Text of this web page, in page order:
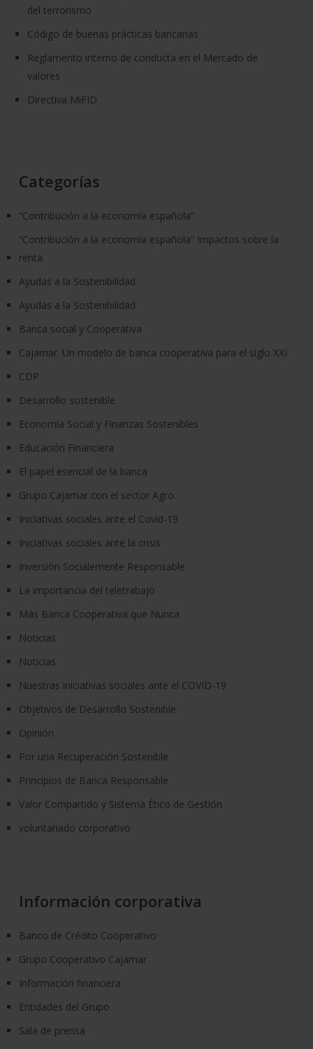
del terrorismo
Código de buenas prácticas bancarias
Reglamento interno de conducta en el Mercado de
valores
Directiva MiFID
Categorías
“Contribución a la economía española”
“Contribución a la economía española” Impactos sobre la
renta
Ayudas a la Sostenibilidad
Ayudas a la Sostenibilidad
Banca social y Cooperativa
Cajamar. Un modelo de banca cooperativa para el siglo XXI
CDP
Desarrollo sostenible
Economía Social y Finanzas Sostenibles
Educación Financiera
El papel esencial de la banca
Grupo Cajamar con el sector Agro
Iniciativas sociales ante el Covid-19
Iniciativas sociales ante la crisis
Inversión Socialemente Responsable
La importancia del teletrabajo
Más Banca Cooperativa que Nunca
Noticias
Noticias
Nuestras iniciativas sociales ante el COVID-19
Objetivos de Desarrollo Sostenible
Opinión
Por una Recuperación Sostenible
Principios de Banca Responsable
Valor Compartido y Sistema Ético de Gestión
voluntariado corporativo
Información corporativa
Banco de Crédito Cooperativo
Grupo Cooperativo Cajamar
Información financiera
Entidades del Grupo
Sala de prensa